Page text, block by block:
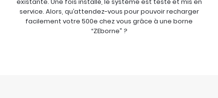
service. Alors, qu’attendez-vous pour pouvoir recharger
facilement votre 500e chez vous grâce à une borne
“ZEborne” ?